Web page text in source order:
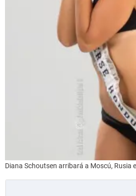
Diana Schoutsen arribará a Moscú, Rusia